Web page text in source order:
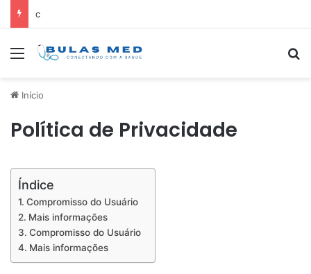
c
Menu
Início
Política de Privacidade
Índice
Compromisso do Usuário
Mais informações
Compromisso do Usuário
Mais informações